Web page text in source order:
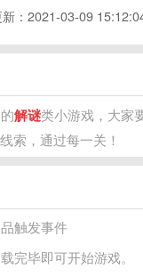
： 2021-03-09
解谜类小游戏，大家
索，通过每一关！
触发事件
完毕即可开始游戏。